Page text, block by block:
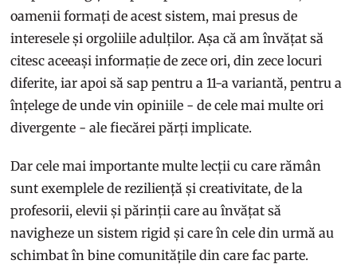
oamenii formați de acest sistem, mai presus de
interesele și orgoliile adulților. Așa că am învățat să
citesc aceeași informație de zece ori, din zece locuri
diferite, iar apoi să sap pentru a 11-a variantă, pentru a
înțelege de unde vin opiniile - de cele mai multe ori
divergente - ale fiecărei părți implicate.
Dar cele mai importante multe lecții cu care rămân
sunt exemplele de reziliență și creativitate, de la
profesorii, elevii și părinții care au învățat să
navigheze un sistem rigid și care în cele din urmă au
schimbat în bine comunitățile din care fac parte.